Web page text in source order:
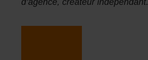
d’agence, créateur indépendant.